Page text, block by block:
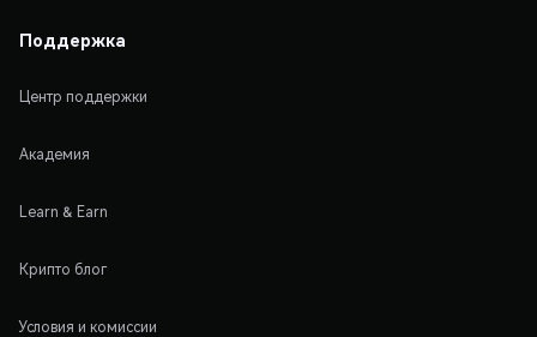
Поддержка
Центр поддержки
Академия
Learn & Earn
Крипто блог
Условия и комиссии